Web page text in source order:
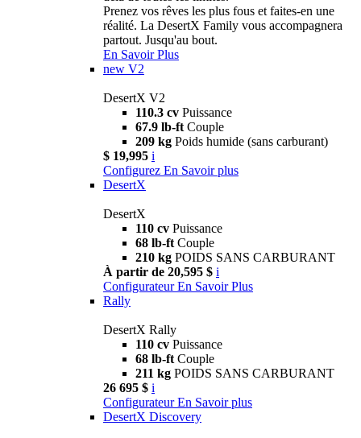
Prenez vos rêves les plus fous et faites-en une
réalité. La DesertX Family vous accompagnera
partout. Jusqu'au bout.
En Savoir Plus
new V2
DesertX V2
110.3 cv Puissance
67.9 lb-ft Couple
209 kg Poids humide (sans carburant)
$ 19,995 i
Configurez En Savoir plus
DesertX
DesertX
110 cv Puissance
68 lb-ft Couple
210 kg POIDS SANS CARBURANT
À partir de 20,595 $ i
Configurateur En Savoir Plus
Rally
DesertX Rally
110 cv Puissance
68 lb-ft Couple
211 kg POIDS SANS CARBURANT
26 695 $ i
Configurateur En Savoir plus
DesertX Discovery